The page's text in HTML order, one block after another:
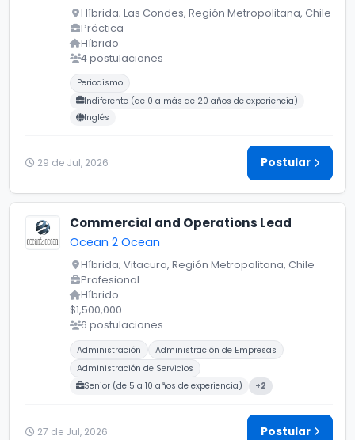
Híbrida; Las Condes, Región Metropolitana, Chile
Práctica
Híbrido
4 postulaciones
Carreras buscadas:
Periodismo
Indiferente (de 0 a más de 20 años de experiencia)
Idiomas buscados:
Inglés
29 de Jul, 2026 Postular
Commercial and Operations Lead
Ocean 2 Ocean
Híbrida; Vitacura, Región Metropolitana, Chile
Profesional
Híbrido
$1,500,000
6 postulaciones
Carreras buscadas:
Administración
Administración de Empresas
Administración de Servicios
Senior (de 5 a 10 años de experiencia)
+2
27 de Jul, 2026 Postular